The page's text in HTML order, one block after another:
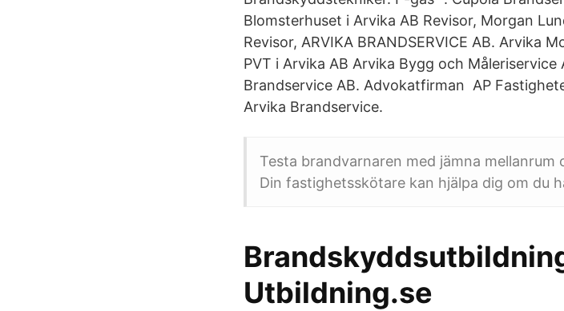
Blomsterhuset i Arvika AB Revisor, Morgan
Revisor, ARVIKA BRANDSERVICE AB. Arvika
PVT i Arvika AB Arvika Bygg och Måleriservice
Brandservice AB. Advokatfirman AP
Arvika Brandservice.
Testa brandvarnaren med jämna
Din fastighetsskötare kan hjälpa dig om du
Utbildning.se